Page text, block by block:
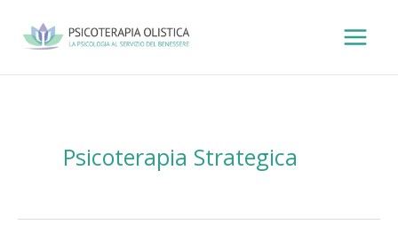
Psicoterapia Strategica